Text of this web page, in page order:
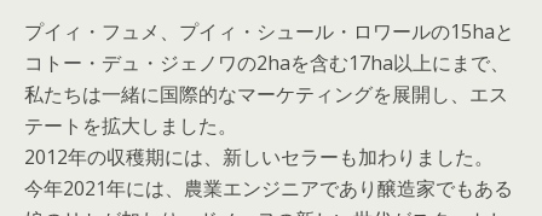
プイィ・フュメ、プイィ・シュール・ロワールの15haと
コトー・デュ・ジェノワの2haを含む17ha以上にまで、
私たちは一緒に国際的なマーケティングを展開し、エス
テートを拡大しました。
2012年の収穫期には、新しいセラーも加わりました。
今年2021年には、農業エンジニアであり醸造家でもある